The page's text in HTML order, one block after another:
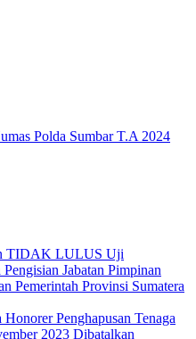
Polda Sumbar T.A 2024
TIDAK LULUS Uji
Jabatan Pimpinan
Pemerintah Provinsi Sumatera
Penghapusan Tenaga
2023 Dibatalkan